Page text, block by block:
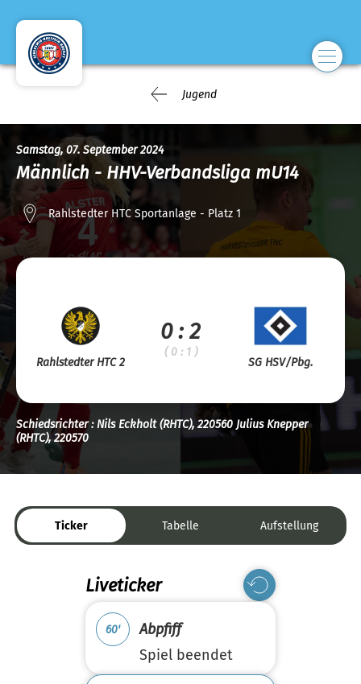
Jugend
Samstag, 07. September 2024
Männlich - HHV-Verbandsliga mU14
Rahlstedter HTC Sportanlage - Platz 1
Rahlstedter HTC 2
0 : 2
( 0 : 1 )
SG HSV/Pbg.
Schiedsrichter : Nils Eckholt (RHTC), 220560 Julius Knepper
(RHTC), 220570
Ticker Tabelle Aufstellung
Liveticker
60'
Abpfiff
Spiel beendet